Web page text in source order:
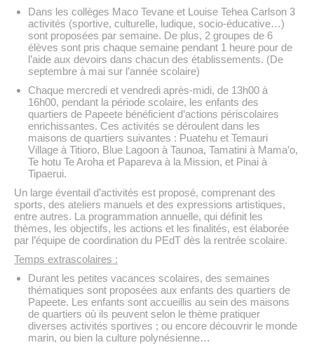
Dans les collèges Maco Tevane et Louise Tehea Carlson 3
activités (sportive, culturelle, ludique, socio-éducative…)
sont proposées par semaine. De plus, 2 groupes de 6
élèves sont pris chaque semaine pendant 1 heure pour de
l’aide aux devoirs dans chacun des établissements. (De
septembre à mai sur l’année scolaire)
Chaque mercredi et vendredi après-midi, de 13h00 à
16h00, pendant la période scolaire, les enfants des
quartiers de Papeete bénéficient d’actions périscolaires
enrichissantes. Ces activités se déroulent dans les
maisons de quartiers suivantes : Puatehu et Temauri
Village à Titioro, Blue Lagoon à Taunoa, Tamatini à Mama’o,
Te hotu Te Aroha et Papareva à la Mission, et Pinai à
Tipaerui.
Un large éventail d’activités est proposé, comprenant des
sports, des ateliers manuels et des expressions artistiques,
entre autres. La programmation annuelle, qui définit les
thèmes, les objectifs, les actions et les finalités, est élaborée
par l’équipe de coordination du PEdT dès la rentrée scolaire.
Temps extrascolaires :
Durant les petites vacances scolaires, des semaines
thématiques sont proposées aux enfants des quartiers de
Papeete. Les enfants sont accueillis au sein des maisons
de quartiers où ils peuvent selon le thème pratiquer
diverses activités sportives ; ou encore découvrir le monde
marin, ou bien la culture polynésienne…